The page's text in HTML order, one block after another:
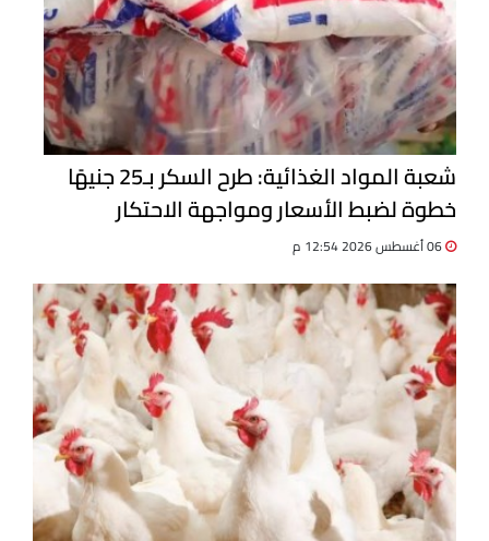
شعبة المواد الغذائية: طرح السكر بـ25 جنيهًا
خطوة لضبط الأسعار ومواجهة الاحتكار